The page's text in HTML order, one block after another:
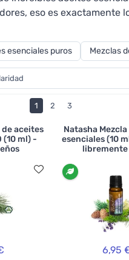
eso es exactamente
¿Cómo utilizar los
a los cosméticos
o agua destilada y
en el aire con una
Cada uno de los aceites
exactamente según tus
de naranja es ideal
el aceite de eucalipto
y las vías respiratorias
esenciales son de
manipularse con
causar irritación de la piel
siempre la información
esenciales puros Mezclas
1 2 3
de aceites
(10 ml) -
Natasha
esenciales (10
libremente
6,95